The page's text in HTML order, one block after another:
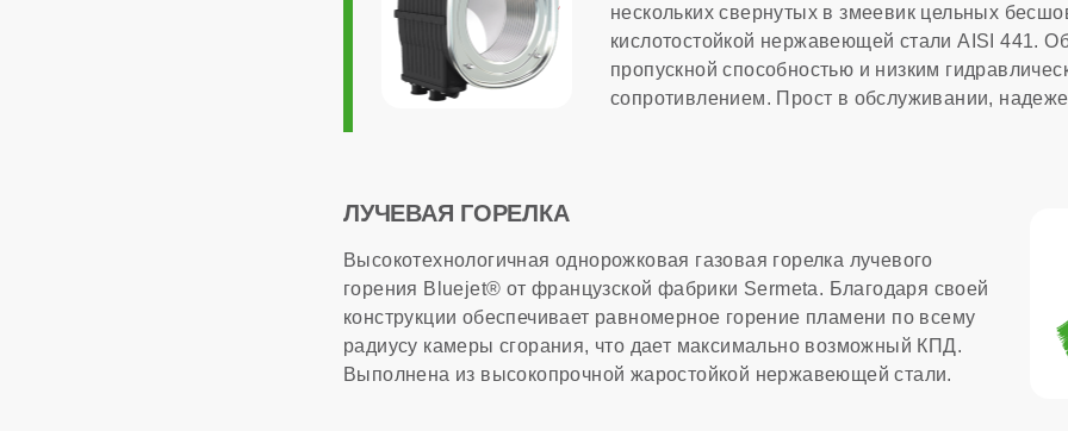
Максимальный расход природного газа
Расчетный срок службы
Габариты
Гарантия
нескольких свернутых в змеевик цельных
кислотостойкой нержавеющей стали AISI 441.
пропускной способностью и низким
сопротивлением. Прост в обслуживании,
ЛУЧЕВАЯ ГОРЕЛКА
Высокотехнологичная однорожковая газовая горелка лучевого
горения Bluejet® от французской фабрики Sermeta. Благодаря своей
конструкции обеспечивает равномерное горение пламени по всему
радиусу камеры сгорания, что дает максимально возможный КПД.
Выполнена из высокопрочной жаростойкой нержавеющей стали.